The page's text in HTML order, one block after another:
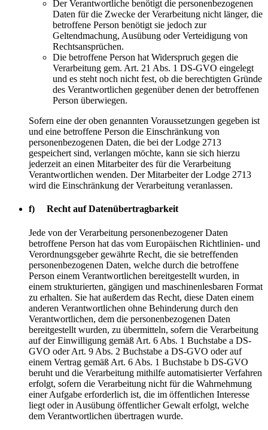
Der Verantwortliche benötigt die personenbezogenen
Daten für die Zwecke der Verarbeitung nicht länger, die
betroffene Person benötigt sie jedoch zur
Geltendmachung, Ausübung oder Verteidigung von
Rechtsansprüchen.
Die betroffene Person hat Widerspruch gegen die
Verarbeitung gem. Art. 21 Abs. 1 DS-GVO eingelegt
und es steht noch nicht fest, ob die berechtigten Gründe
des Verantwortlichen gegenüber denen der betroffenen
Person überwiegen.
Sofern eine der oben genannten Voraussetzungen gegeben ist
und eine betroffene Person die Einschränkung von
personenbezogenen Daten, die bei der Lodge 2713
gespeichert sind, verlangen möchte, kann sie sich hierzu
jederzeit an einen Mitarbeiter des für die Verarbeitung
Verantwortlichen wenden. Der Mitarbeiter der Lodge 2713
wird die Einschränkung der Verarbeitung veranlassen.
f) Recht auf Datenübertragbarkeit
Jede von der Verarbeitung personenbezogener Daten
betroffene Person hat das vom Europäischen Richtlinien- und
Verordnungsgeber gewährte Recht, die sie betreffenden
personenbezogenen Daten, welche durch die betroffene
Person einem Verantwortlichen bereitgestellt wurden, in
einem strukturierten, gängigen und maschinenlesbaren Format
zu erhalten. Sie hat außerdem das Recht, diese Daten einem
anderen Verantwortlichen ohne Behinderung durch den
Verantwortlichen, dem die personenbezogenen Daten
bereitgestellt wurden, zu übermitteln, sofern die Verarbeitung
auf der Einwilligung gemäß Art. 6 Abs. 1 Buchstabe a DS-
GVO oder Art. 9 Abs. 2 Buchstabe a DS-GVO oder auf
einem Vertrag gemäß Art. 6 Abs. 1 Buchstabe b DS-GVO
beruht und die Verarbeitung mithilfe automatisierter Verfahren
erfolgt, sofern die Verarbeitung nicht für die Wahrnehmung
einer Aufgabe erforderlich ist, die im öffentlichen Interesse
liegt oder in Ausübung öffentlicher Gewalt erfolgt, welche
dem Verantwortlichen übertragen wurde.